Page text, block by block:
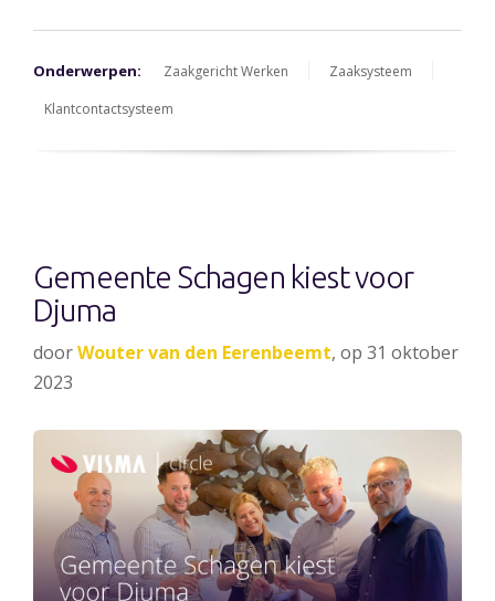
Onderwerpen: Zaakgericht Werken
Zaaksysteem
Klantcontactsysteem
Gemeente Schagen kiest voor
Djuma
doorWouter van den Eerenbeemt, op 31 oktober
2023